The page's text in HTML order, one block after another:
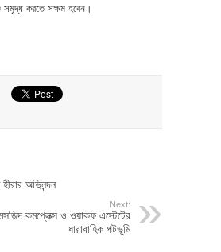
সমৃদ্ধ করতে সক্ষম হবেন।
অভিনন্দন
Next:
কমপ্লেক্স ও ওয়াকফ এস্টেটের
ধারাবাহিক পটভূমি